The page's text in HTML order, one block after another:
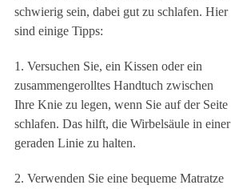
schwierig sein, dabei gut zu schlafen. Hier
sind einige Tipps:
1. Versuchen Sie, ein Kissen oder ein
zusammengerolltes Handtuch zwischen
Ihre Knie zu legen, wenn Sie auf der Seite
schlafen. Das hilft, die Wirbelsäule in einer
geraden Linie zu halten.
2. Verwenden Sie eine bequeme Matratze